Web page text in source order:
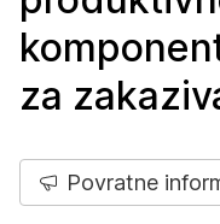
za
Povratne